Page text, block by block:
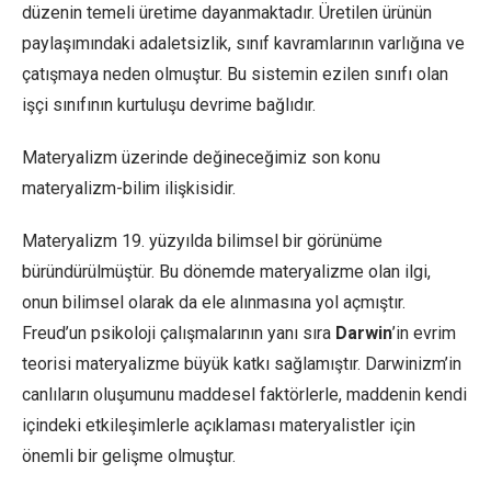
düzenin temeli üretime dayanmaktadır. Üretilen ürünün
paylaşımındaki adaletsizlik, sınıf kavramlarının varlığına ve
çatışmaya neden olmuştur. Bu sistemin ezilen sınıfı olan
işçi sınıfının kurtuluşu devrime bağlıdır.
Materyalizm üzerinde değineceğimiz son konu
materyalizm-bilim ilişkisidir.
Materyalizm 19. yüzyılda bilimsel bir görünüme
büründürülmüştür. Bu dönemde materyalizme olan ilgi,
onun bilimsel olarak da ele alınmasına yol açmıştır.
Freud’un psikoloji çalışmalarının yanı sıra Darwin’in evrim
teorisi materyalizme büyük katkı sağlamıştır. Darwinizm’in
canlıların oluşumunu maddesel faktörlerle, maddenin kendi
içindeki etkileşimlerle açıklaması materyalistler için
önemli bir gelişme olmuştur.